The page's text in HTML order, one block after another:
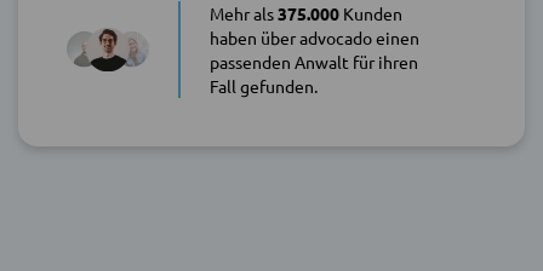
Mehr als375.000Kunden
haben über advocado einen
passenden Anwalt für ihren
Fall gefunden.